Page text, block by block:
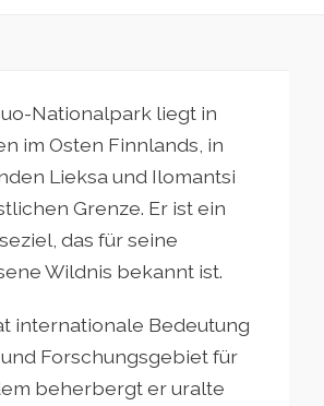
Nationalpark liegt in
im Osten Finnlands, in
Lieksa und Ilomantsi
Grenze. Er ist ein
das für seine
Wildnis bekannt ist.
internationale Bedeutung
Forschungsgebiet für
beherbergt er uralte